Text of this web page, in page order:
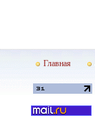
Главная